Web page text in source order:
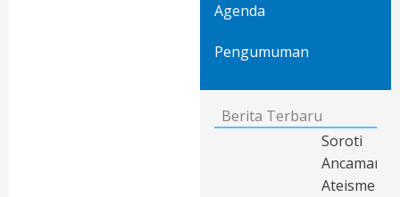
Agenda
Pengumuman
Berita Terbaru
Soroti
Ancaman
Ateisme